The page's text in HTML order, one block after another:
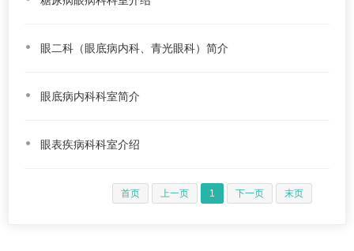
眼二科（眼底病内科、青光眼科）简介
眼底病内科科室简介
眼表疾病科科室介绍
首页 上一页 1 下一页 末页